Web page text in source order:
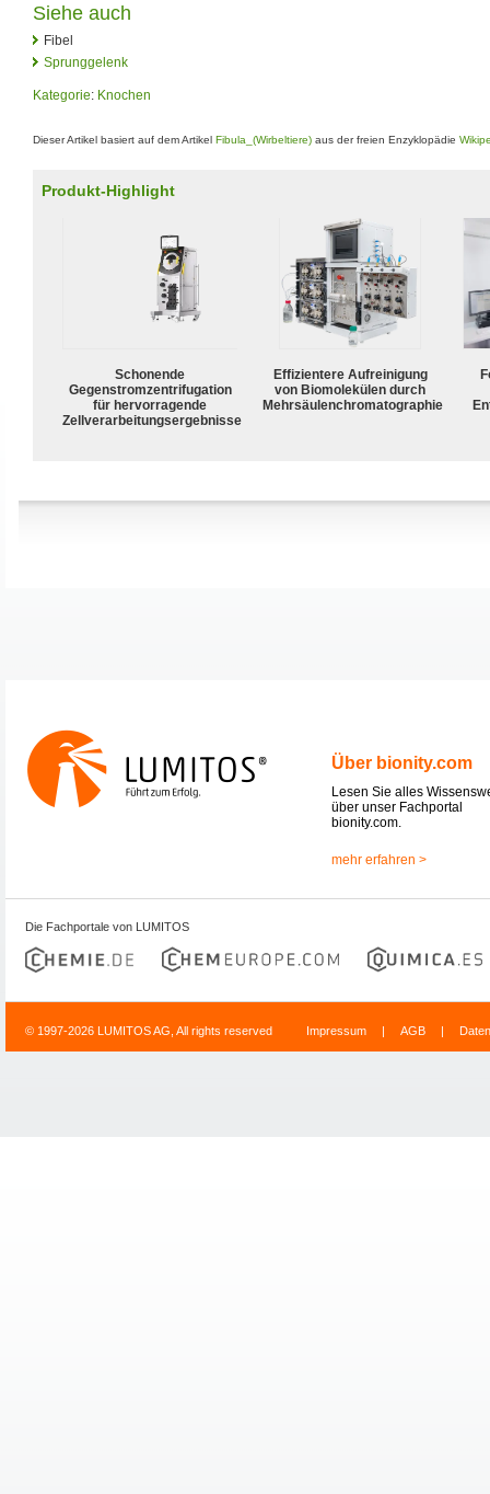
Siehe auch
Fibel
Sprunggelenk
Kategorie: Knochen
Dieser Artikel basiert auf dem Artikel Fibula_(Wirbeltiere) aus der freien Enzyklopädie
Produkt-Highlight
Schonende
Gegenstromzentrifugation
für hervorragende
Zellverarbeitungsergebnisse
Effizientere Aufreinigung
von Biomolekülen durch
Mehrsäulenchromatographie
Über bionity.com
Lesen Sie alles
über unser Fachportal
bionity.com.
mehr erfahren >
Die Fachportale von LUMITOS
© 1997-2026 LUMITOS AG, All rights reserved Impressum | AGB |